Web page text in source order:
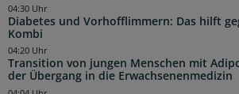
Diabetes und Vorhofflimmern: Das hilft
Kombi
04:30 Uhr
Transition von jungen Menschen mit
der Übergang in die Erwachsenenmedizin
04:20 Uhr